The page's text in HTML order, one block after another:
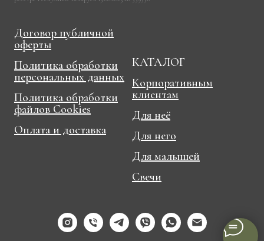
Договор публичной
оферты
Политика обработки
персональных данных
Политика обработки
файлов Cookies
Оплата и доставка
КАТАЛОГ
Корпоративным
клиентам
Для неё
Для него
Для малышей
Свечи